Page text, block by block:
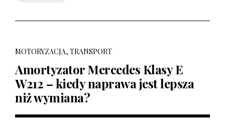
MOTORYZACJA, TRANSPORT
Amortyzator Mercedes Klasy E
W212 – kiedy naprawa jest lepsza
niż wymiana?